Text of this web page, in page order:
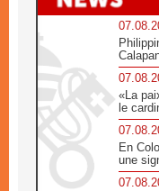
«La
le
En
une